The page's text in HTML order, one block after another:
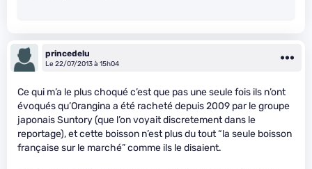
princedelu
Le 22/07/2013 à 15h04
Ce qui m’a le plus choqué c’est que pas une seule fois ils n’ont
évoqués qu’Orangina a été racheté depuis 2009 par le groupe
japonais Suntory (que l’on voyait discretement dans le
reportage), et cette boisson n’est plus du tout “la seule boisson
française sur le marché” comme ils le disaient.